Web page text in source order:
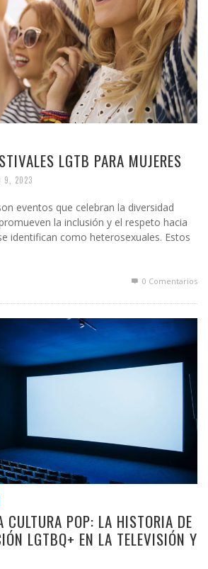
LGTB PARA MUJERES
9, 2023
eventos que celebran la diversidad
la inclusión y el respeto hacia
identifican como heterosexuales. Estos
0 Comentarios
CULTURA POP: LA HISTORIA DE
LGTBQ+ EN LA TELEVISIÓN Y